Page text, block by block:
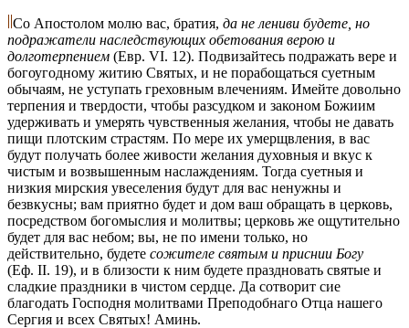
Со Апостолом молю вас, братия, да не лениви будете, но
подражатели наследствующих обетования верою и
долготерпением (Евр. VI. 12). Подвизайтесь подражать вере и
богоугодному житию Святых, и не порабощаться суетным
обычаям, не уступать греховным влечениям. Имейте довольно
терпения и твердости, чтобы разсудком и законом Божиим
удерживать и умерять чувственныя желания, чтобы не давать
пищи плотским страстям. По мере их умерщвления, в вас
будут получать более живости желания духовныя и вкус к
чистым и возвышенным наслаждениям. Тогда суетныя и
низкия мирския увеселения будут для вас ненужны и
безвкусны; вам приятно будет и дом ваш обращать в церковь,
посредством богомыслия и молитвы; церковь же ощутительно
будет для вас небом; вы, не по имени только, но
действительно, будете сожителе святым и приснии Богу
(Еф. II. 19), и в близости к ним будете праздновать святые и
сладкие праздники в чистом сердце. Да сотворит сие
благодать Господня молитвами Преподобнаго Отца нашего
Сергия и всех Святых! Аминь.